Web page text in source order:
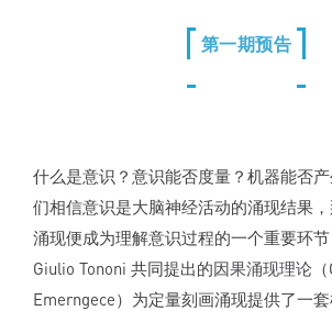
第一期预告
什么是意识？意识能否度量？机器能否
们相信意识是大脑神经活动的涌现结果
涌现便成为理解意识过程的一个重要环
Giulio Tononi 共同提出的因果涌现理论
Emerngece）为定量刻画涌现提供了一